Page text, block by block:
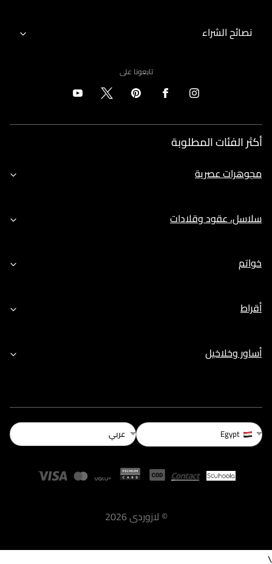
نصائح الشراء
تابعونا على
أكثر الفئات المطلوبة
مجوهرات عصرية
سلاسل، عقود وقلادات
خواتم
أقراط
أساور وخلاخيل
Egypt عربي
© لازوردى2026
\